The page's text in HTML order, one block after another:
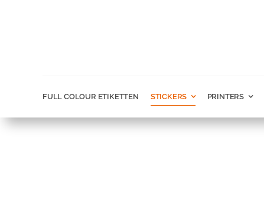
FULL COLOUR ETIKETTEN STICKERS PRINTERS